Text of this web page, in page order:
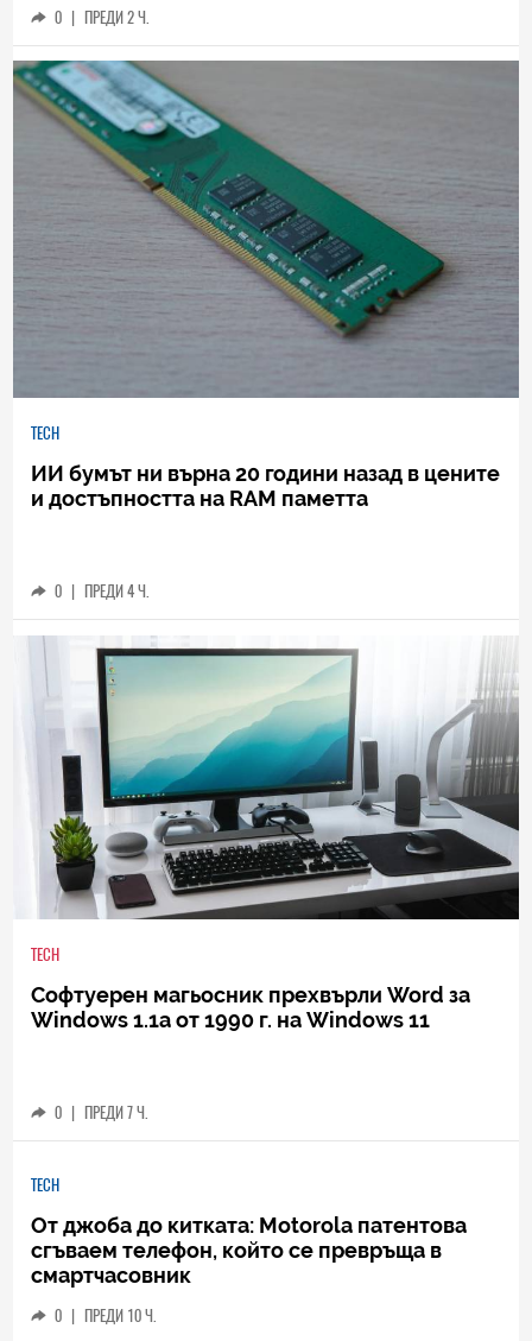
0 | ПРЕДИ 2 Ч.
TECH
ИИ бумът ни върна 20 години назад в цените
и достъпността на RAM паметта
0 | ПРЕДИ 4 Ч.
TECH
Софтуерен магьосник прехвърли Word за
Windows 1.1a от 1990 г. на Windows 11
0 | ПРЕДИ 7 Ч.
TECH
От джоба до китката: Motorola патентова
сгъваем телефон, който се превръща в
смартчасовник
0 | ПРЕДИ 10 Ч.